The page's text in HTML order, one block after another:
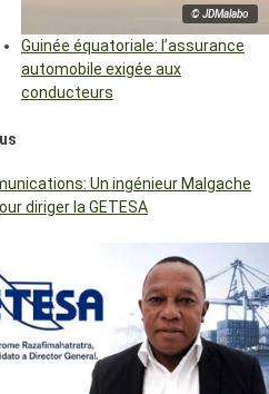
© JDMalabo
Guinée équatoriale: l’assurance
automobile exigée aux
conducteurs
Un ingénieur Malgache
diriger la GETESA